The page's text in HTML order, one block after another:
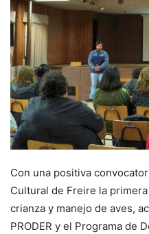
Con una positiva
Cultural de Freire la
crianza y manejo de aves,
PRODER y el Programa de